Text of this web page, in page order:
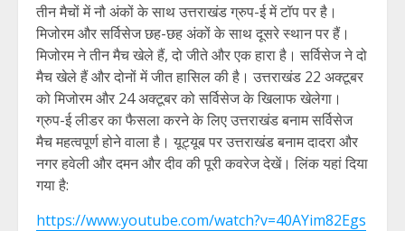
तीन मैचों में नौ अंकों के साथ उत्तराखंड ग्रुप-ई में टॉप पर है।
मिजोरम और सर्विसेज छह-छह अंकों के साथ दूसरे स्थान पर हैं।
मिजोरम ने तीन मैच खेले हैं, दो जीते और एक हारा है। सर्विसेज ने दो
मैच खेले हैं और दोनों में जीत हासिल की है। उत्तराखंड 22 अक्टूबर
को मिजोरम और 24 अक्टूबर को सर्विसेज के खिलाफ खेलेगा।
ग्रुप-ई लीडर का फैसला करने के लिए उत्तराखंड बनाम सर्विसेज
मैच महत्वपूर्ण होने वाला है। यूट्यूब पर उत्तराखंड बनाम दादरा और
नगर हवेली और दमन और दीव की पूरी कवरेज देखें। लिंक यहां दिया
गया है:
https://www.youtube.com/watch?v=40AYim82Egs